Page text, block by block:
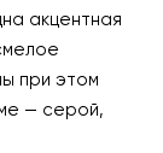
акцентная
при этом
— серой,